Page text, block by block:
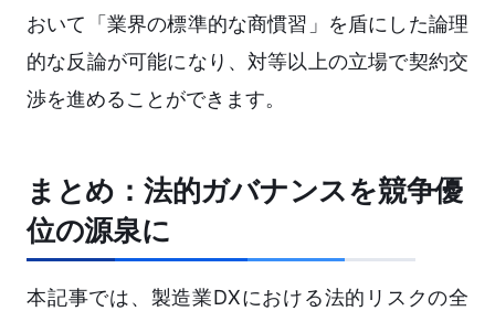
おいて「業界の標準的な商慣習」を盾にした論理
的な反論が可能になり、対等以上の立場で契約交
渉を進めることができます。
まとめ：法的ガバナンスを競争優
位の源泉に
本記事では、製造業DXにおける法的リスクの全